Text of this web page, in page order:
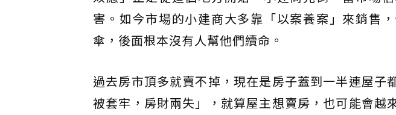
害。如今市場的小建商大多靠「以案養案」來銷售
傘，後面根本沒有人幫他們續命。
過去房市頂多就賣不掉，現在是房子蓋到一半連屋子
被套牢，房財兩失」，就算屋主想賣房，也可能會越